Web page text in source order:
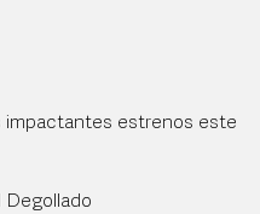
impactantes estrenos este
Degollado